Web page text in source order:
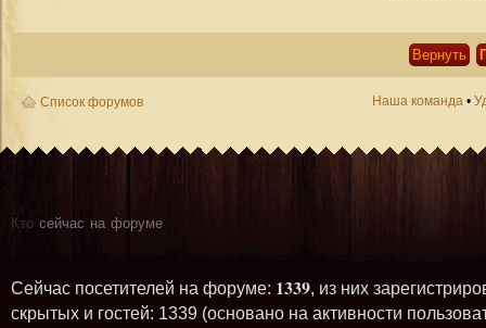
Список форумов Наша команда •
Кто сейчас на форуме
Сейчас посетителей на форуме: 1339, из них
скрытых и гостей: 1339 (основано на активности